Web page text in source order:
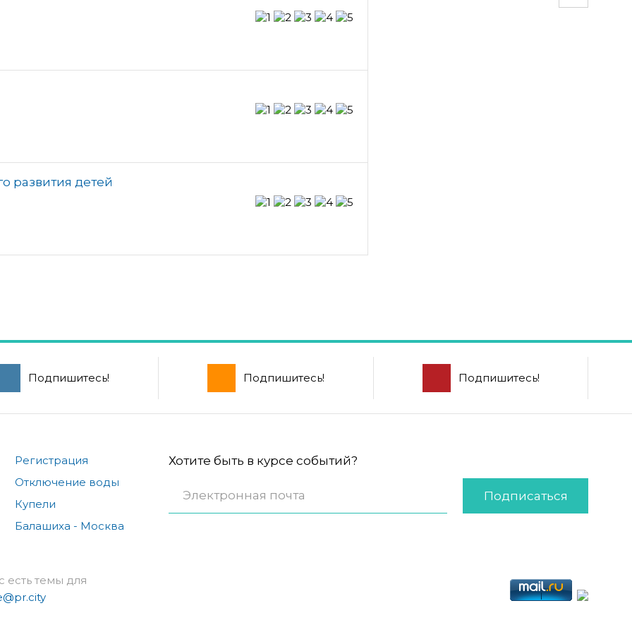
развития детей
Подпишитесь! Подпишитесь! Подпишитесь!
Регистрация
Отключение воды
Купели
Балашиха - Москва
Хотите быть в курсе событий?
Подписаться
есть темы для